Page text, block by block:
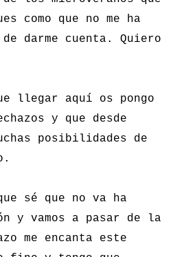
como que no me ha
darme cuenta. Quiero
llegar aquí os pongo
y que desde
posibilidades de
sé que no va ha
y vamos a pasar de la
me encanta este